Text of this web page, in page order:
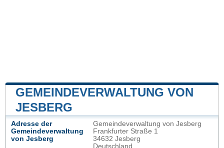
GEMEINDEVERWALTUNG VON
JESBERG
Adresse der
Gemeindeverwaltung
von Jesberg
Gemeindeverwaltung von Jesberg
Frankfurter Straße 1
34632 Jesberg
Deutschland